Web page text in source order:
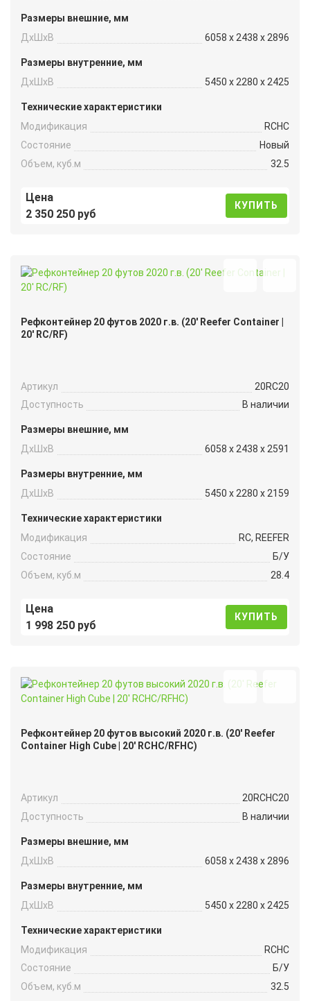
Размеры внешние, мм
ДxШxВ
6058 x 2438 x 2896
Размеры внутренние, мм
ДxШxВ
5450 x 2280 x 2425
Технические характеристики
Модификация
RCHC
Состояние
Новый
Объем, куб.м
32.5
Цена
2 350 250 руб
КУПИТЬ
Рефконтейнер 20 футов 2020 г.в. (20′ Reefer Container |
20′ RC/RF)
Артикул
20RC20
Доступность
В наличии
Размеры внешние, мм
ДxШxВ
6058 x 2438 x 2591
Размеры внутренние, мм
ДxШxВ
5450 x 2280 x 2159
Технические характеристики
Модификация
RC, REEFER
Состояние
Б/У
Объем, куб.м
28.4
Цена
1 998 250 руб
КУПИТЬ
Рефконтейнер 20 футов высокий 2020 г.в. (20′ Reefer
Container High Cube | 20′ RCHC/RFHC)
Артикул
20RCHC20
Доступность
В наличии
Размеры внешние, мм
ДxШxВ
6058 x 2438 x 2896
Размеры внутренние, мм
ДxШxВ
5450 x 2280 x 2425
Технические характеристики
Модификация
RCHC
Состояние
Б/У
Объем, куб.м
32.5